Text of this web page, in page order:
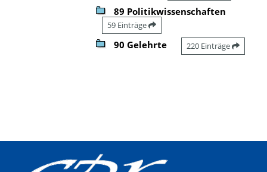
89 Politikwissenschaften
59 Einträge
90 Gelehrte 220 Einträge